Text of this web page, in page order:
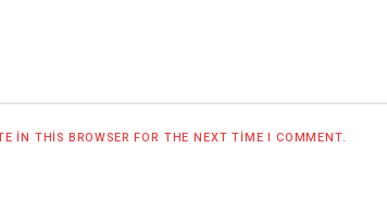
IN THIS BROWSER FOR THE NEXT TIME I COMMENT.